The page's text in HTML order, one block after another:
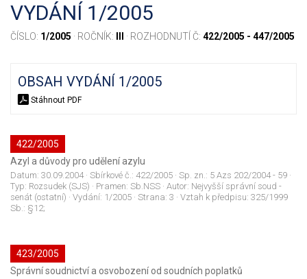
VYDÁNÍ 1/2005
ČÍSLO: 1/2005 · ROČNÍK: · ROZHODNUTÍ Č: 422/2005 - 447/2005
OBSAH VYDÁNÍ 1/2005
Stáhnout PDF
422/2005
Azyl a důvody pro udělení azylu
Datum: 30.09.2004· Sbírkové č.: 422/2005 · Sp. zn.: 5 Azs 202/2004 - 59 ·
Typ: Rozsudek (SJS) · Pramen: Sb.NSS · Autor: Nejvyšší správní soud -
senát (ostatní) · Vydání: 1/2005 · Strana: 3 · Vztah k předpisu: 325/1999
Sb.: §12;
423/2005
Správní soudnictví a osvobození od soudních poplatků